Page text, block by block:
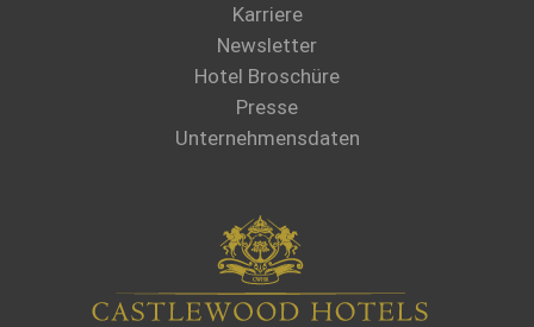
Karriere
Newsletter
Hotel Broschüre
Presse
Unternehmensdaten